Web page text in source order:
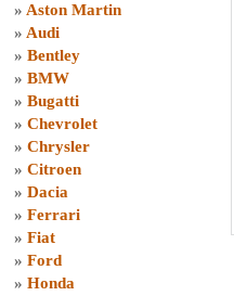
» Aston Martin
» Audi
» Bentley
» BMW
» Bugatti
» Chevrolet
» Chrysler
» Citroen
» Dacia
» Ferrari
» Fiat
» Ford
» Honda